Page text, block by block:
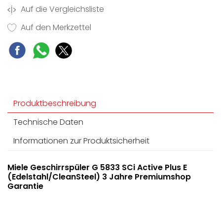
Auf die Vergleichsliste
Auf den Merkzettel
Produktbeschreibung
Technische Daten
Informationen zur Produktsicherheit
Miele Geschirrspüler G 5833 SCi Active Plus E
(Edelstahl/CleanSteel) 3 Jahre Premiumshop
Garantie